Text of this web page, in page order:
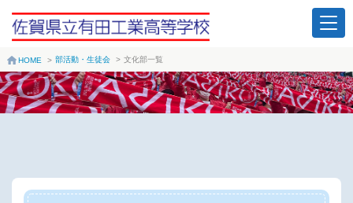
HOME > 部活動・生徒会 > 文化部一覧